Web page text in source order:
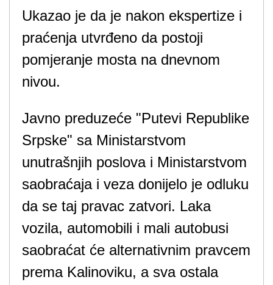
Ukazao je da je nakon ekspertize i
praćenja utvrđeno da postoji
pomjeranje mosta na dnevnom
nivou.
Javno preduzeće "Putevi Republike
Srpske" sa Ministarstvom
unutrašnjih poslova i Ministarstvom
saobraćaja i veza donijelo je odluku
da se taj pravac zatvori. Laka
vozila, automobili i mali autobusi
saobraćat će alternativnim pravcem
prema Kalinoviku, a sva ostala